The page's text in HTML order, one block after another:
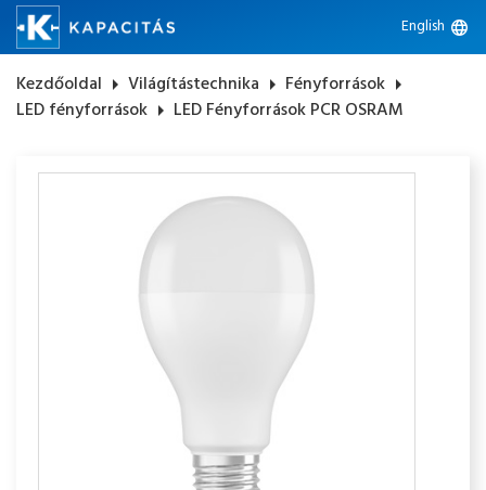
English language
Kezdőoldal arrow_right Világítástechnika arrow_right Fényforrások arrow_right
LED fényforrások arrow_right LED Fényforrások PCR OSRAM